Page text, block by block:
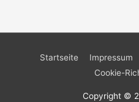
Startseite Impressum
Cookie-
Copyright ©